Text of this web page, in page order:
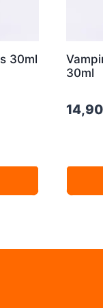
30ml
30ml
14,90